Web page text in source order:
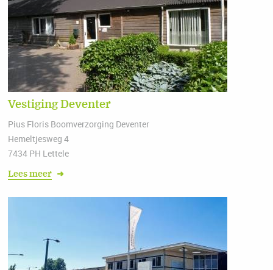
Vestiging Deventer
Pius Floris Boomverzorging Deventer
Hemeltjesweg 4
7434 PH Lettele
Lees meer ➜